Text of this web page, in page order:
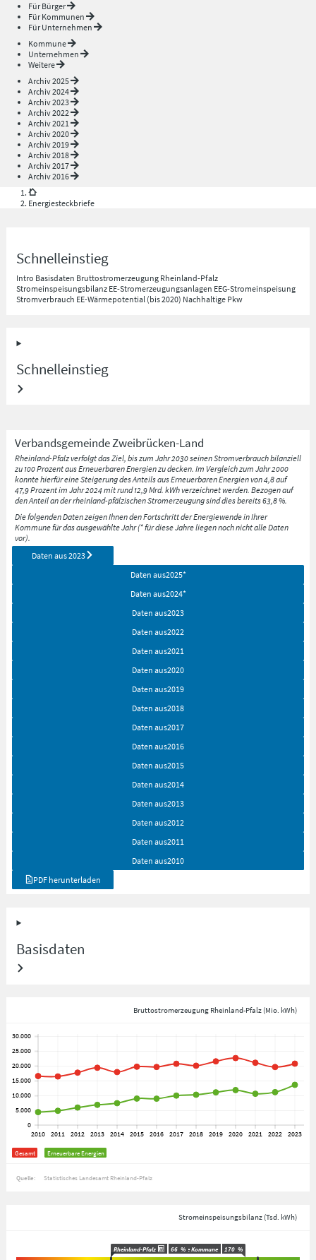
Für Bürger
Für Kommunen
Für Unternehmen
Kommune
Unternehmen
Weitere
Archiv 2025
Archiv 2024
Archiv 2023
Archiv 2022
Archiv 2021
Archiv 2020
Archiv 2019
Archiv 2018
Archiv 2017
Archiv 2016
Energiesteckbriefe
Schnelleinstieg
Intro Basisdaten Bruttostromerzeugung Rheinland-Pfalz
Stromeinspeisungsbilanz EE-Stromerzeugungsanlagen EEG-Stromeinspeisung
Stromverbrauch EE-Wärmepotential (bis 2020) Nachhaltige Pkw
Schnelleinstieg
VerbandsgemeindeZweibrücken-Land
Rheinland-Pfalz verfolgt das Ziel, bis zum Jahr 2030 seinen Stromverbrauch bilanziell
zu 100 Prozent aus Erneuerbaren Energien zu decken. Im Vergleich zum Jahr 2000
konnte hierfür eine Steigerung des Anteils aus Erneuerbaren Energien von 4,8 auf
47,9 Prozent im Jahr 2024 mit rund 12,9 Mrd. kWh verzeichnet werden. Bezogen auf
den Anteil an der rheinland-pfälzischen Stromerzeugung sind dies bereits 63,8 %.
Die folgenden Daten zeigen Ihnen den Fortschritt der Energiewende in Ihrer
Kommune für das ausgewählte Jahr (* für diese Jahre liegen noch nicht alle Daten
vor).
Daten aus2023
Daten aus2025*
Daten aus2024*
Daten aus2023
Daten aus2022
Daten aus2021
Daten aus2020
Daten aus2019
Daten aus2018
Daten aus2017
Daten aus2016
Daten aus2015
Daten aus2014
Daten aus2013
Daten aus2012
Daten aus2011
Daten aus2010
PDF herunterladen
Basisdaten
Bruttostromerzeugung Rheinland-Pfalz (Mio. kWh)
Gesamt Erneuerbare Energien
Quelle: Statistisches Landesamt Rheinland-Pfalz
Stromeinspeisungsbilanz (Tsd. kWh)
Ausgewählte Kommune 170 %
Rheinland-Pfalz 66 %